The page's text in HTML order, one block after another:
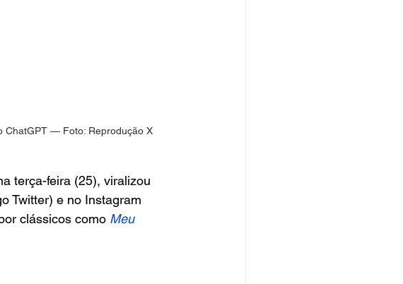
ChatGPT — Foto: Reprodução X
terça-feira (25), viralizou
Twitter) e no Instagram
clássicos como Meu